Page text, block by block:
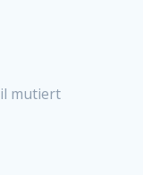
mutiert